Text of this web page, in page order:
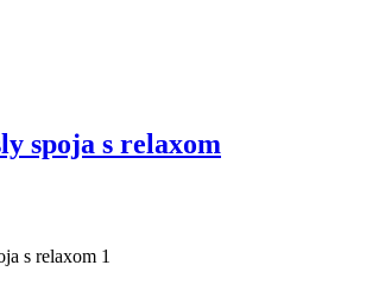
spoja s relaxom